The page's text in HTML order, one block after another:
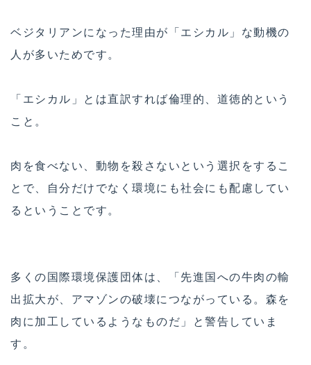
ベジタリアンになった理由が「エシカル」な動機の
人が多いためです。
「エシカル」とは直訳すれば倫理的、道徳的という
こと。
肉を食べない、動物を殺さないという選択をするこ
とで、自分だけでなく環境にも社会にも配慮してい
るということです。
多くの国際環境保護団体は、「先進国への牛肉の輸
出拡大が、アマゾンの破壊につながっている。森を
肉に加工しているようなものだ」と警告していま
す。